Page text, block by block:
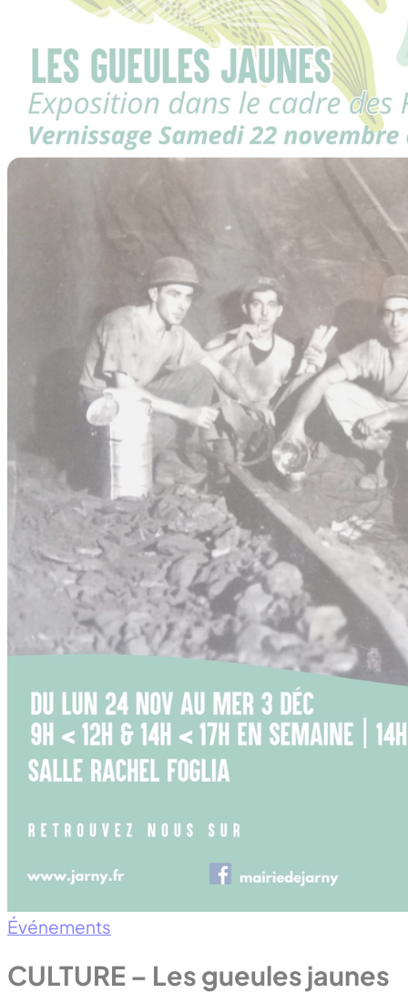
Événements
CULTURE – Les gueules jaunes